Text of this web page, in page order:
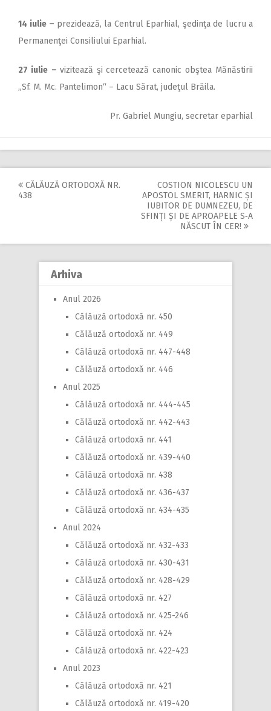
14 iulie – prezidează, la Centrul Eparhial, şedinţa de lucru a
Permanenţei Consiliului Epar­hial.
27 iulie – vizitează şi cercetează canonic obştea Mănăstirii
„Sf. M. Mc. Pantelimon“ – Lacu Sărat, judeţul Brăila.
Pr. Gabriel Mungiu, secretar eparhial
Post
CĂLĂUZĂ ORTODOXĂ NR.
438
COSTION NICOLESCU UN
APOSTOL SMERIT, HARNIC ȘI
IUBITOR DE DUMNEZEU, DE
SFINȚI ȘI DE APROAPELE S‑A
NĂSCUT ÎN CER!
Arhiva
Anul 2026
Călăuză ortodoxă nr. 450
Călăuză ortodoxă nr. 449
Călăuză ortodoxă nr. 447-448
Călăuză ortodoxă nr. 446
Anul 2025
Călăuză ortodoxă nr. 444-445
Călăuză ortodoxă nr. 442-443
Călăuză ortodoxă nr. 441
Călăuză ortodoxă nr. 439-440
Călăuză ortodoxă nr. 438
Călăuză ortodoxă nr. 436-437
Călăuză ortodoxă nr. 434-435
Anul 2024
Călăuză ortodoxă nr. 432-433
Călăuză ortodoxă nr. 430-431
Călăuză ortodoxă nr. 428-429
Călăuză ortodoxă nr. 427
Călăuză ortodoxă nr. 425-246
Călăuză ortodoxă nr. 424
Călăuză ortodoxă nr. 422-423
Anul 2023
Călăuză ortodoxă nr. 421
Călăuză ortodoxă nr. 419-420